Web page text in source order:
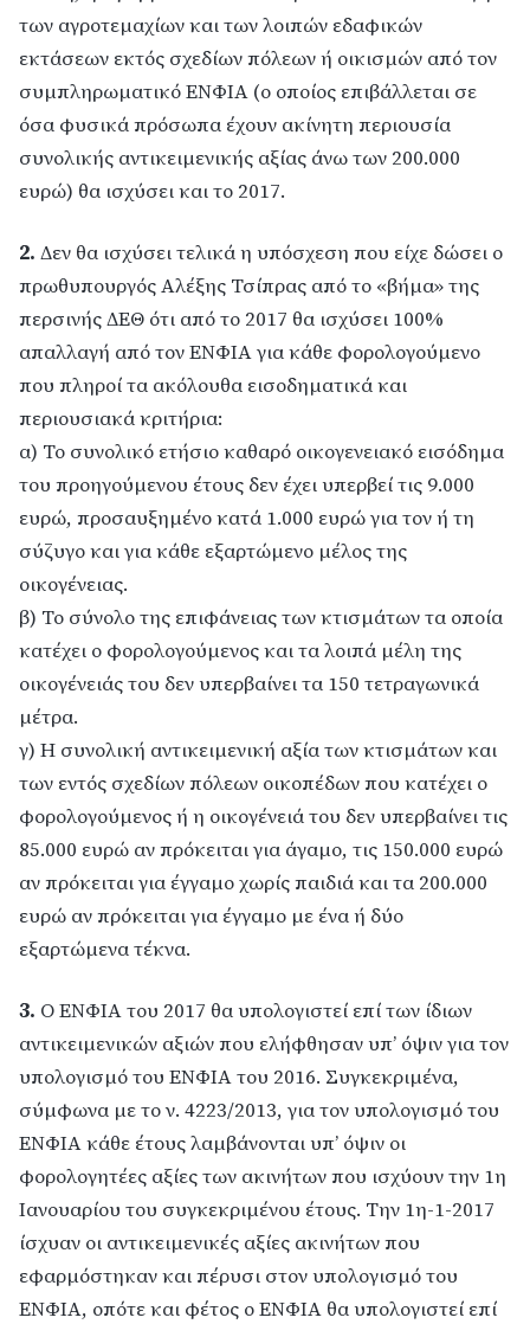
των αγροτεμαχίων και των λοιπών εδαφικών
εκτάσεων εκτός σχεδίων πόλεων ή οικισμών από τον
συμπληρωματικό ΕΝΦΙΑ (ο οποίος επιβάλλεται σε
όσα φυσικά πρόσωπα έχουν ακίνητη περιουσία
συνολικής αντικειμενικής αξίας άνω των 200.000
ευρώ) θα ισχύσει και το 2017.
2. Δεν θα ισχύσει τελικά η υπόσχεση που είχε δώσει ο
πρωθυπουργός Αλέξης Τσίπρας από το «βήμα» της
περσινής ΔΕΘ ότι από το 2017 θα ισχύσει 100%
απαλλαγή από τον ΕΝΦΙΑ για κάθε φορολογούμενο
που πληροί τα ακόλουθα εισοδηματικά και
περιουσιακά κριτήρια:
α) Το συνολικό ετήσιο καθαρό οικογενειακό εισόδημα
του προηγούμενου έτους δεν έχει υπερβεί τις 9.000
ευρώ, προσαυξημένο κατά 1.000 ευρώ για τον ή τη
σύζυγο και για κάθε εξαρτώμενο μέλος της
οικογένειας.
β) Το σύνολο της επιφάνειας των κτισμάτων τα οποία
κατέχει ο φορολογούμενος και τα λοιπά μέλη της
οικογένειάς του δεν υπερβαίνει τα 150 τετραγωνικά
μέτρα.
γ) Η συνολική αντικειμενική αξία των κτισμάτων και
των εντός σχεδίων πόλεων οικοπέδων που κατέχει ο
φορολογούμενος ή η οικογένειά του δεν υπερβαίνει τις
85.000 ευρώ αν πρόκειται για άγαμο, τις 150.000 ευρώ
αν πρόκειται για έγγαμο χωρίς παιδιά και τα 200.000
ευρώ αν πρόκειται για έγγαμο με ένα ή δύο
εξαρτώμενα τέκνα.
3. Ο ΕΝΦΙΑ του 2017 θα υπολογιστεί επί των ίδιων
αντικειμενικών αξιών που ελήφθησαν υπ’ όψιν για τον
υπολογισμό του ΕΝΦΙΑ του 2016. Συγκεκριμένα,
σύμφωνα με το ν. 4223/2013, για τον υπολογισμό του
ΕΝΦΙΑ κάθε έτους λαμβάνονται υπ’ όψιν οι
φορολογητέες αξίες των ακινήτων που ισχύουν την 1η
Ιανουαρίου του συγκεκριμένου έτους. Την 1η-1-2017
ίσχυαν οι αντικειμενικές αξίες ακινήτων που
εφαρμόστηκαν και πέρυσι στον υπολογισμό του
ΕΝΦΙΑ, οπότε και φέτος ο ΕΝΦΙΑ θα υπολογιστεί επί